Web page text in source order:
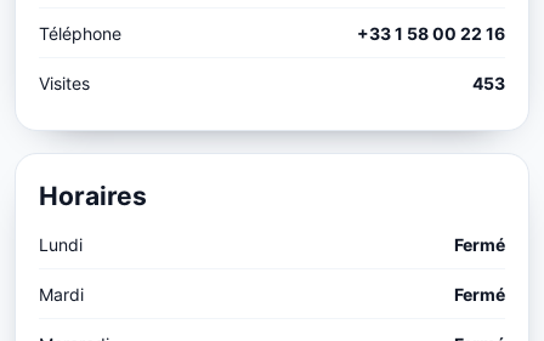
Téléphone +33 1 58 00 22 16
Visites 453
Horaires
Lundi Fermé
Mardi Fermé